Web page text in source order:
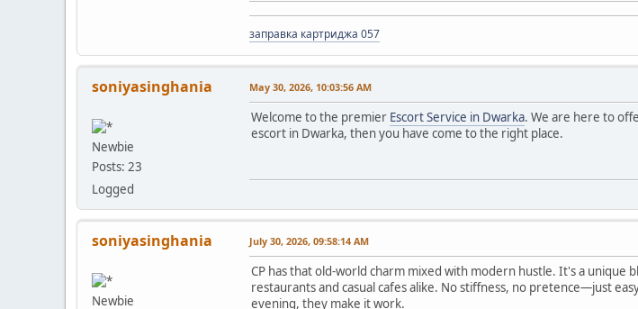
заправка картриджа 057
soniyasinghania
Newbie
Posts: 23
Logged
May 30, 2026, 10:03:56 AM
Welcome to the premier Escort Service in Dwarka. We are here to
escort in Dwarka, then you have come to the right place.
soniyasinghania
Newbie
July 30, 2026, 09:58:14 AM
CP has that old-world charm mixed with modern hustle. It's a unique
restaurants and casual cafes alike. No stiffness, no pretence—just
evening, they make it work.